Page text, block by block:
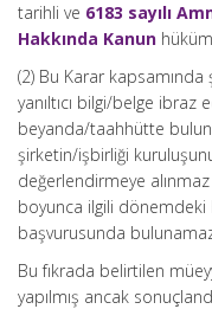
tarihli ve 6183 sayılı
Hakkında Kanun
(2) Bu Karar
yanıltıcı bilgi/belge ibraz
beyanda/taahhütte
şirketin/işbirliği
değerlendirmeye
boyunca ilgili
başvurusunda
Bu fıkrada belirtilen
yapılmış ancak